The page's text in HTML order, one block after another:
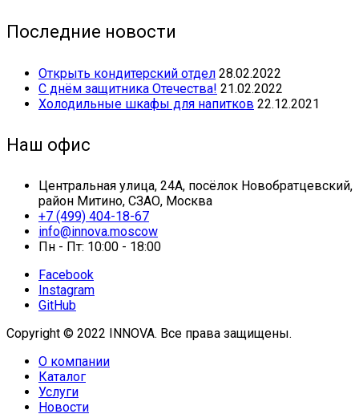
Последние новости
Открыть кондитерский отдел 28.02.2022
С днём защитника Отечества! 21.02.2022
Холодильные шкафы для напитков 22.12.2021
Наш офис
Центральная улица, 24А, посёлок Новобратцевский,
район Митино, СЗАО, Москва
+7 (499) 404-18-67
info@innova.moscow
Пн - Пт: 10:00 - 18:00
Facebook
Instagram
GitHub
Copyright © 2022 INNOVA. Все права защищены.
О компании
Каталог
Услуги
Новости